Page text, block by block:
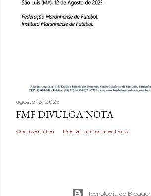
agosto 13, 2025
FMF DIVULGA NOTA
Compartilhar Postar um comentário
Tecnologia do Blogger